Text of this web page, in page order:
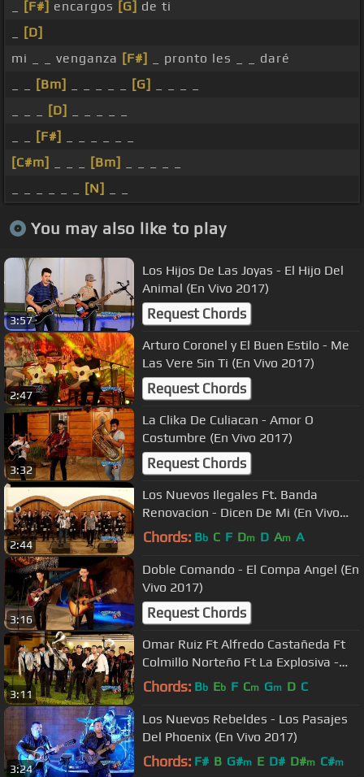
[F#] encargos [G] de ti
[D]
mi _ _ venganza [F#]
_ pronto les _ _ daré
[Bm] [G]
[D]
[F#]
[C#m]
[Bm]
[N]
You may also like to play
3:57
Los Hijos De Las Joyas - El Hijo Del
Animal (En Vivo 2017)
Request Chords
2:47
Arturo Coronel y El Buen Estilo - Me
Las Vere Sin Ti (En Vivo 2017)
Request Chords
3:32
La Clika De Culiacan - Amor O
Costumbre (En Vivo 2017)
Request Chords
2:44
Los Nuevos Ilegales Ft. Banda
Renovacion - Dicen De Mi (En Vivo
2017)
Chords: Bb C F Dm D Am A
3:16
Doble Comando - El Compa Angel (En
Vivo 2017)
Request Chords
3:11
Omar Ruiz Ft Alfredo Castañeda Ft
Colmillo Norteño Ft La Explosiva -
Noche De Copas (En Vivo 2017)
Chords: Bb Eb F Cm Gm D C
3:24
Los Nuevos Rebeldes - Los Pasajes
Del Phoenix (En Vivo 2017)
Chords: F# B G#m E D# D#m C#m